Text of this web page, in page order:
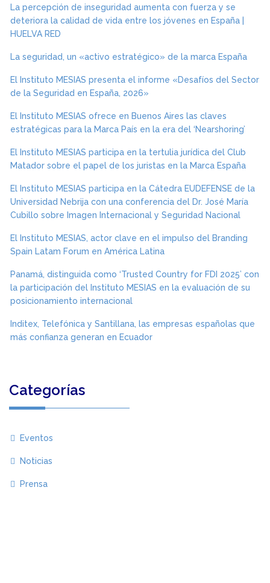
La percepción de inseguridad aumenta con fuerza y se
deteriora la calidad de vida entre los jóvenes en España |
HUELVA RED
La seguridad, un «activo estratégico» de la marca España
El Instituto MESIAS presenta el informe «Desafíos del Sector
de la Seguridad en España, 2026»
El Instituto MESIAS ofrece en Buenos Aires las claves
estratégicas para la Marca País en la era del ‘Nearshoring’
El Instituto MESIAS participa en la tertulia jurídica del Club
Matador sobre el papel de los juristas en la Marca España
El Instituto MESIAS participa en la Cátedra EUDEFENSE de la
Universidad Nebrija con una conferencia del Dr. José María
Cubillo sobre Imagen Internacional y Seguridad Nacional
El Instituto MESIAS, actor clave en el impulso del Branding
Spain Latam Forum en América Latina
Panamá, distinguida como ‘Trusted Country for FDI 2025’ con
la participación del Instituto MESIAS en la evaluación de su
posicionamiento internacional
Inditex, Telefónica y Santillana, las empresas españolas que
más confianza generan en Ecuador
Categorías
Eventos
Noticias
Prensa